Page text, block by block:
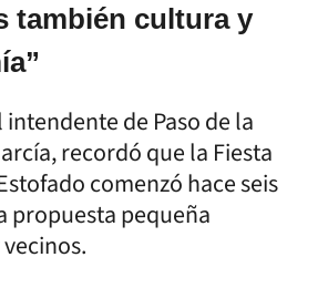
también cultura y
intendente de Paso de la
recordó que la Fiesta
comenzó hace seis
propuesta pequeña